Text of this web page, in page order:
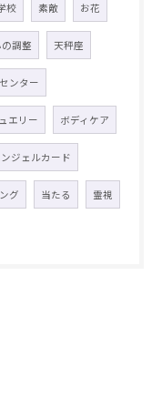
校 素敵 お花
調整 天秤座
ンター
エリー ボディケア
ジェルカード
グ 当たる 霊視